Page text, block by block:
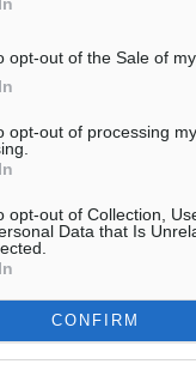
opt-out of the Sale of
opt-out of processing
opt-out of Collection,
Data that Is
CONFIRM
της αλυσίδας
ρυθμούς.
το τέλος του
τα Anise
Curio Collection
το Conrad
να
by Hilton.